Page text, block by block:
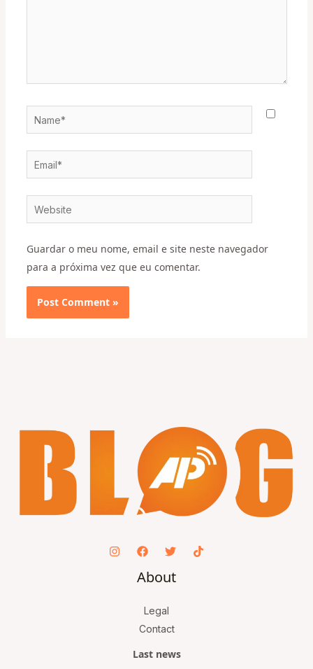
Name*
Email*
Website
Guardar o meu nome, email e site neste navegador
para a próxima vez que eu comentar.
About
Legal
Contact
Last news